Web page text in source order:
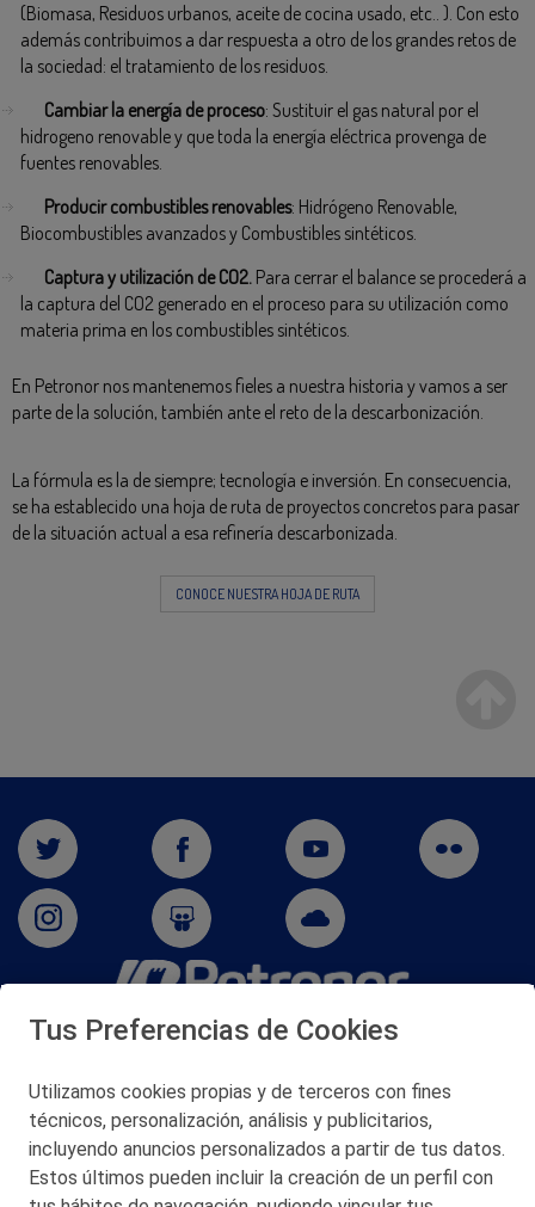
(Biomasa, Residuos urbanos, aceite de cocina usado, etc.. ). Con esto
además contribuimos a dar respuesta a otro de los grandes retos de
la sociedad: el tratamiento de los residuos.
Cambiar la energía de proceso: Sustituir el gas natural por el
hidrogeno renovable y que toda la energía eléctrica provenga de
fuentes renovables.
Producir combustibles renovables: Hidrógeno Renovable,
Biocombustibles avanzados y Combustibles sintéticos.
Captura y utilización de CO2. Para cerrar el balance se procederá a
la captura del CO2 generado en el proceso para su utilización como
materia prima en los combustibles sintéticos.
En Petronor nos mantenemos fieles a nuestra historia y vamos a ser
parte de la solución, también ante el reto de la descarbonización.
La fórmula es la de siempre; tecnología e inversión. En consecuencia,
se ha establecido una hoja de ruta de proyectos concretos para pasar
de la situación actual a esa refinería descarbonizada.
CONOCE NUESTRA HOJA DE RUTA
San Martín 5-Edificio Muñatones,
© 2026 Petronor S.A.
Tus Preferencias de Cookies
Utilizamos cookies propias y de terceros con fines
técnicos, personalización, análisis y publicitarios,
incluyendo anuncios personalizados a partir de tus datos.
Estos últimos pueden incluir la creación de un perfil con